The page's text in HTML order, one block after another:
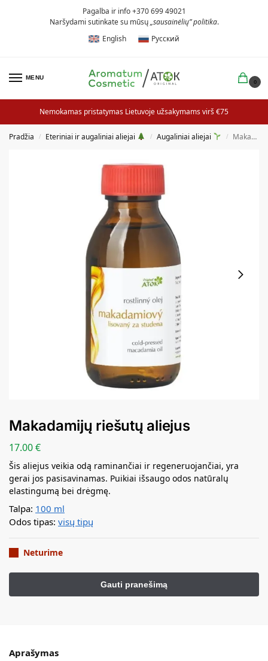
Pagalba ir info +370 699 49021
Naršydami sutinkate su mūsų„sausainėlių” politika.
English
Русский
MENU
0
Nemokamas pristatymas Lietuvoje užsakymams virš €75
Pradžia / Eteriniai ir augaliniai aliejai / Augaliniai aliejai / Makadamijų riešutų aliejus
Makadamijų riešutų aliejus
17.00€
Šis aliejus veikia odą raminančiai ir regeneruojančiai, yra
gerai jos pasisavinamas. Puikiai išsaugo odos natūralų
elastingumą bei drėgmę.
Talpa: 100 ml
Odos tipas: visų tipų
Neturime
Aprašymas